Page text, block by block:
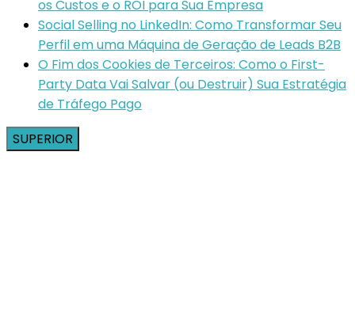
os Custos e o ROI para Sua Empresa
Social Selling no LinkedIn: Como Transformar Seu
Perfil em uma Máquina de Geração de Leads B2B
O Fim dos Cookies de Terceiros: Como o First-
Party Data Vai Salvar (ou Destruir) Sua Estratégia
de Tráfego Pago
SUPERIOR